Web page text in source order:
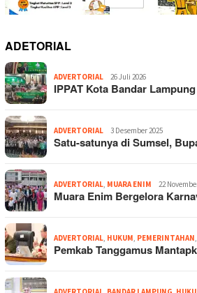
ADETORIAL
ADVERTORIAL 26 Juli 2026
IPPAT Kota Bandar
ADVERTORIAL 3 Desember 2025
Satu-satunya di Sumsel,
ADVERTORIAL MUARA ENIM 22
Muara Enim Bergelora
ADVERTORIAL HUKUM PEMERINTAHAN
Pemkab Tanggamus